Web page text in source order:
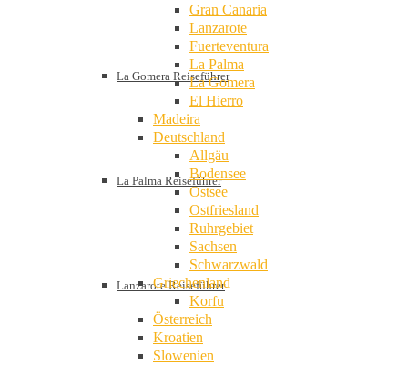
La Gomera Reiseführer
La Palma Reiseführer
Lanzarote Reiseführer
Gran Canaria
Lanzarote
Fuerteventura
La Palma
La Gomera
El Hierro
Madeira
Deutschland
Allgäu
Bodensee
Ostsee
Ostfriesland
Ruhrgebiet
Sachsen
Schwarzwald
Griechenland
Korfu
Österreich
Kroatien
Slowenien